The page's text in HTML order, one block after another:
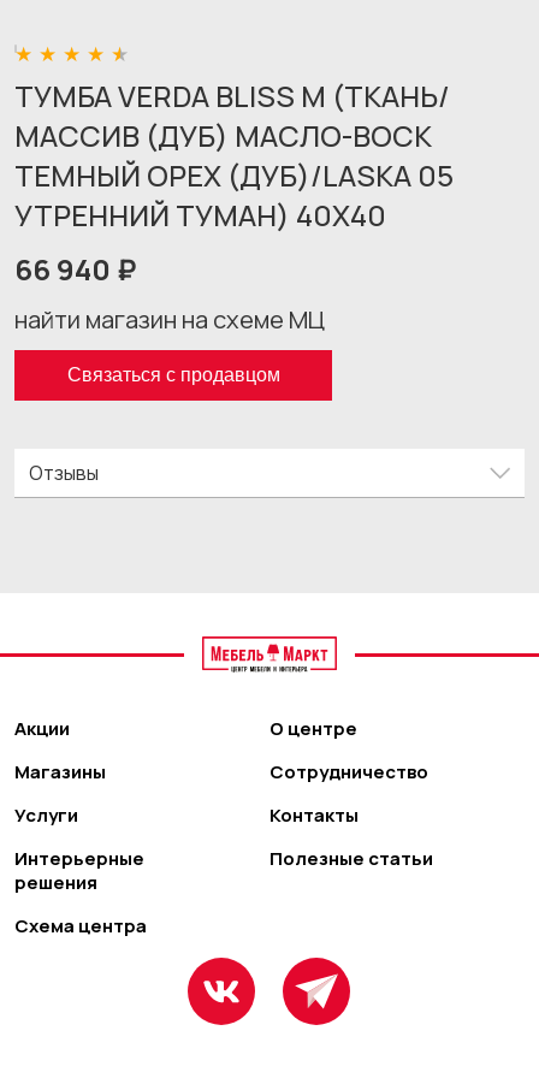
ТУМБА VERDA BLISS M (ТКАНЬ/
МАССИВ (ДУБ) МАСЛО-ВОСК
ТЕМНЫЙ ОРЕХ (ДУБ)/LASKA 05
УТРЕННИЙ ТУМАН) 40X40
66 940 ₽
найти магазин на схеме МЦ
Связаться с продавцом
Отзывы
Акции
Магазины
Услуги
Интерьерные
решения
Схема центра
О центре
Сотрудничество
Контакты
Полезные статьи